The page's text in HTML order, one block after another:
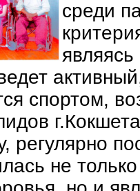
среди
спортом,
регулярно
не